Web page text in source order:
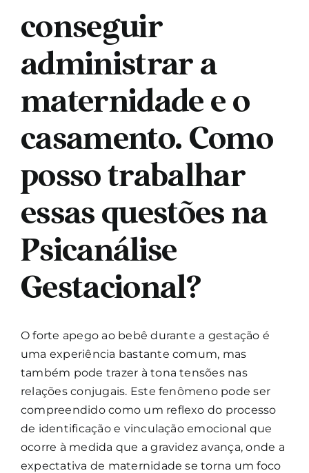
conseguir
administrar a
maternidade e o
casamento. Como
posso trabalhar
essas questões na
Psicanálise
Gestacional?
O forte apego ao bebê durante a gestação é
uma experiência bastante comum, mas
também pode trazer à tona tensões nas
relações conjugais. Este fenômeno pode ser
compreendido como um reflexo do processo
de identificação e vinculação emocional que
ocorre à medida que a gravidez avança, onde a
expectativa de maternidade se torna um foco